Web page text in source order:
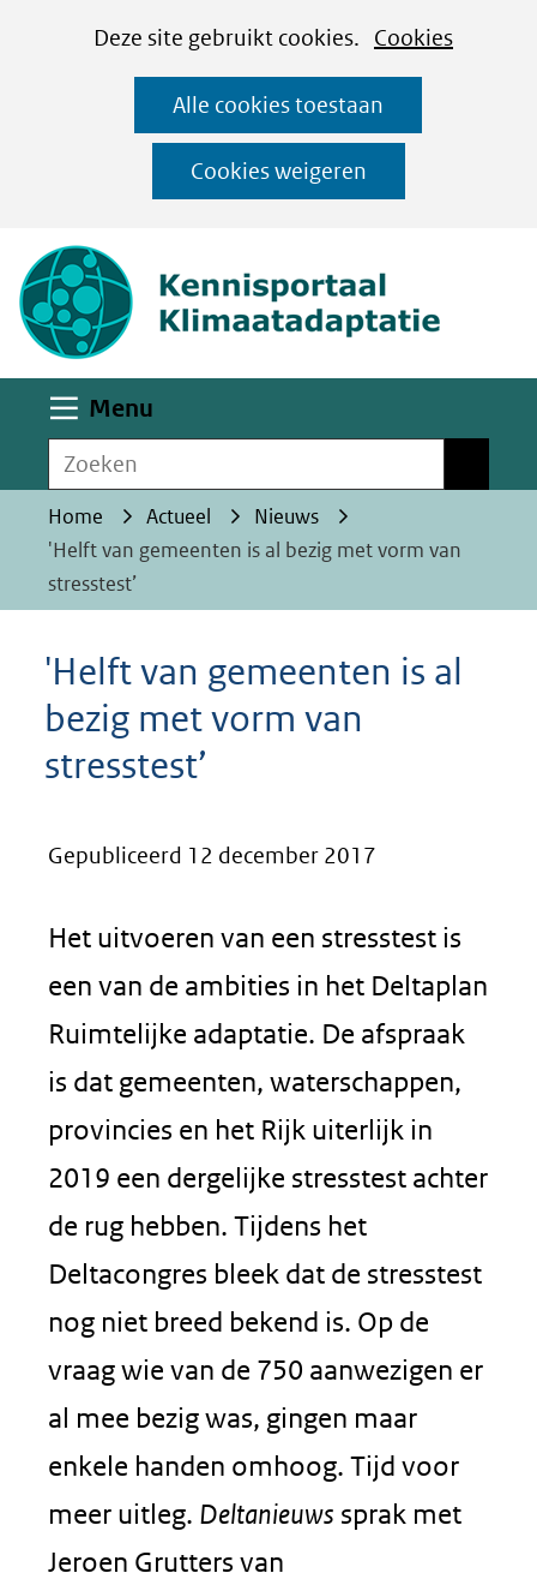
CookiesDeze site gebruikt cookies. Cookies
op
deze
website
worden
toegestaan
geweigerd.
Alle cookies toestaan
Cookies weigeren
Ga
naar
de
inhoud
Menu
Zoeken
Home Actueel
Nieuws
'Helft van gemeenten is al bezig met vorm van
stresstest’
'Helft van gemeenten is al
bezig met vorm van
stresstest’
Gepubliceerd 12 december 2017
Het uitvoeren van een stresstest is
een van de ambities in het Deltaplan
Ruimtelijke adaptatie. De afspraak
is dat gemeenten, waterschappen,
provincies en het Rijk uiterlijk in
2019 een dergelijke stresstest achter
de rug hebben. Tijdens het
Deltacongres bleek dat de stresstest
nog niet breed bekend is. Op de
vraag wie van de 750 aanwezigen er
al mee bezig was, gingen maar
enkele handen omhoog. Tijd voor
meer uitleg. Deltanieuws sprak met
Jeroen Grutters van